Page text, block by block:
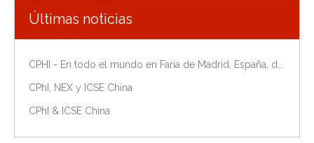
Últimas noticias
CPhI, NEX y ICSE China
CPhI & ICSE China